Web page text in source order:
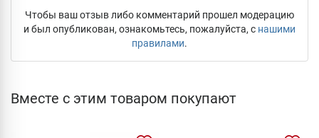
Чтобы ваш отзыв либо комментарий прошел модерацию
и был опубликован, ознакомьтесь, пожалуйста, с нашими
правилами.
Вместе с этим товаром покупают